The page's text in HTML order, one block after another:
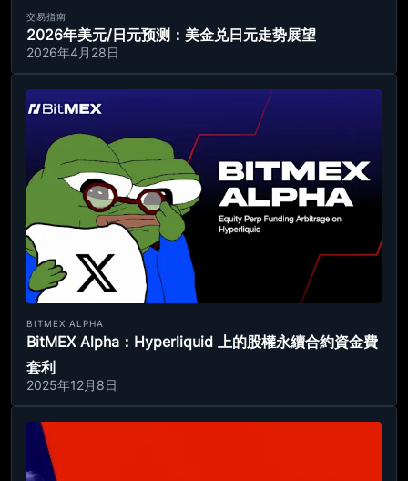
交易指南
2026年美元/日元预测：美金兑日元走势展望
2026年4月28日
BITMEX ALPHA
BitMEX Alpha：Hyperliquid 上的股權永續合約資金費
套利
2025年12月8日